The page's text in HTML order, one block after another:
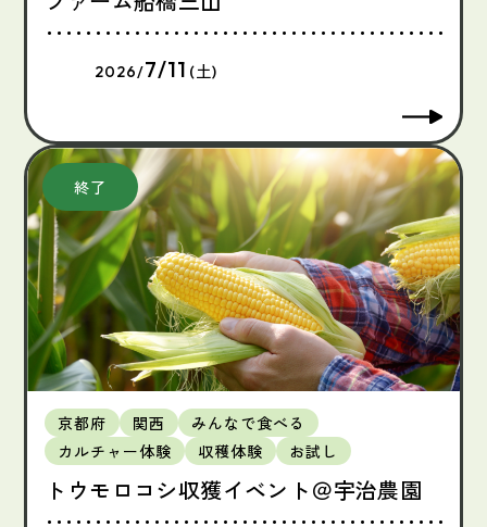
2026/7/11 (土)
京都府 関西
みんなで食べる
カルチャー体験
収穫体験 お試し
トウモロコシ収獲イベント＠宇治農園